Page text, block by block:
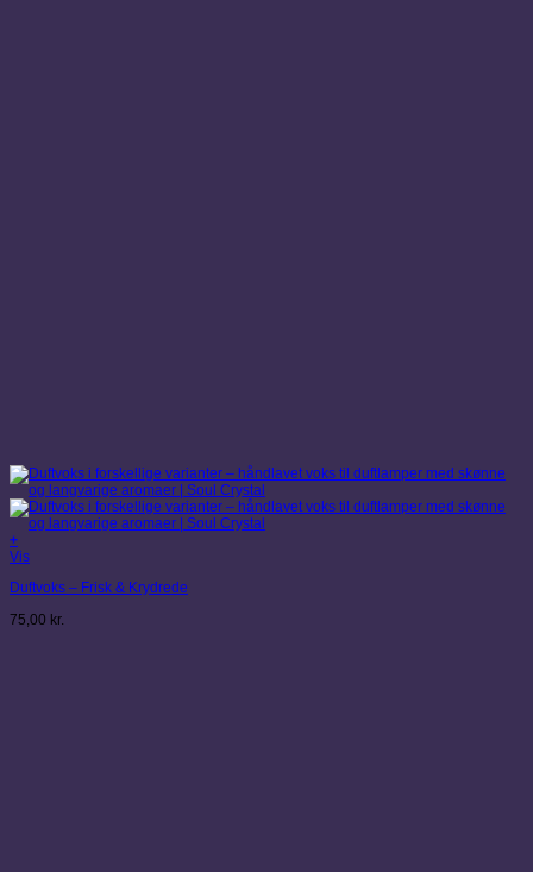
+
Vis
Duftvoks – Frisk & Krydrede
75,00 kr.